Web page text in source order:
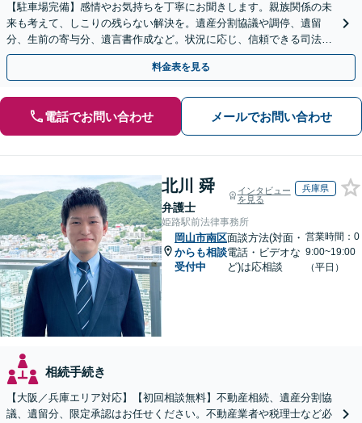
【駐車場完備】感情やお気持ちを丁寧にお聞きします。親族関係の未
来も考えて、しこりの残らない解決を。遺産分割協議や調停、遺留
分、生前の寄与分、遺言書作成など。状況に応じ、信頼できる司法書
士・税理士をご紹介します【WEB面談＆出張相談可】
料金表を見る
電話でお問い合わせ メールでお問い合わせ
北川 舜
弁護士
インタビュー
を見る
兵庫県
姫路駅前法律事務所
岡山市南区
からも相談
受付中
面談方法(対面・
電話・ビデオな
ど)は応相談
営業時間：0
9:00~19:00
（平日）
相続手続き
【大阪／兵庫エリア対応】【初回相談無料】不動産相続、遺産分割協
議、遺留分、限定承認はお任せください。不動産業者や税理士など必